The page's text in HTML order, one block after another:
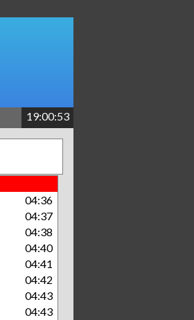
19:00:54
04:36
04:37
04:38
04:40
04:41
04:42
04:43
04:43